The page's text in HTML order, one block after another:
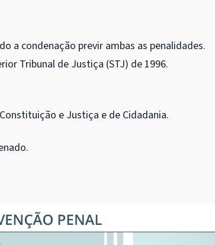
a condenação previr ambas as penalidades.
Tribunal de Justiça (STJ) de 1996.
e Justiça e de Cidadania.